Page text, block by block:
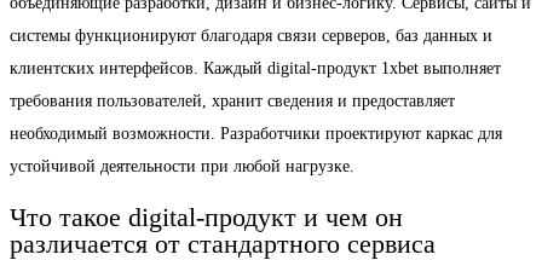
системы функционируют благодаря связи серверов, баз данных и
клиентских интерфейсов. Каждый digital-продукт 1xbet выполняет
требования пользователей, хранит сведения и предоставляет
необходимый возможности. Разработчики проектируют каркас для
устойчивой деятельности при любой нагрузке.
Что такое digital-продукт и чем он
различается от стандартного сервиса